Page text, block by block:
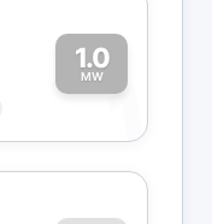
1.0
MW1